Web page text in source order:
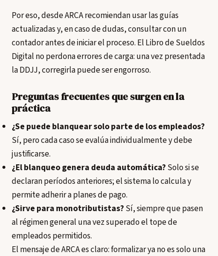
Por eso, desde ARCA recomiendan usar las guías
actualizadas y, en caso de dudas, consultar con un
contador antes de iniciar el proceso. El Libro de Sueldos
Digital no perdona errores de carga: una vez presentada
la DDJJ, corregirla puede ser engorroso.
Preguntas frecuentes que surgen en la
práctica
¿Se puede blanquear solo parte de los empleados?
Sí, pero cada caso se evalúa individualmente y debe
justificarse.
¿El blanqueo genera deuda automática? Solo si se
declaran períodos anteriores; el sistema lo calcula y
permite adherir a planes de pago.
¿Sirve para monotributistas? Sí, siempre que pasen
al régimen general una vez superado el tope de
empleados permitidos.
El mensaje de ARCA es claro: formalizar ya no es solo una